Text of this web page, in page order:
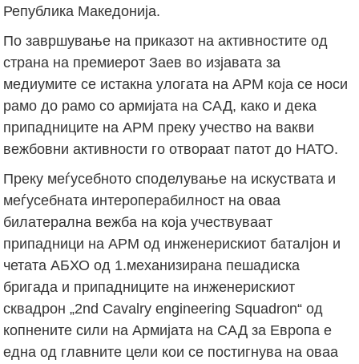
Република Македонија.
По завршување на приказот на активностите од
страна на премиерот Заев во изјавата за
медиумите се истакна улогата на АРМ која се носи
рамо до рамо со армијата на САД, како и дека
припадниците на АРМ преку учество на вакви
вежбовни активности го отвораат патот до НАТО.
Преку меѓусебното споделување на искуствата и
меѓусебната интероперабилност на оваа
билатерална вежба на која учествуваат
припадници на АРМ од инженерискиот баталјон и
четата АБХО од 1.механизирана пешадиска
бригада и припадниците на инженерискиот
сквадрон „2nd Cavalry engineering Squadron“ од
копнените сили на Армијата на САД за Европа е
една од главните цели кои се постигнува на оваа